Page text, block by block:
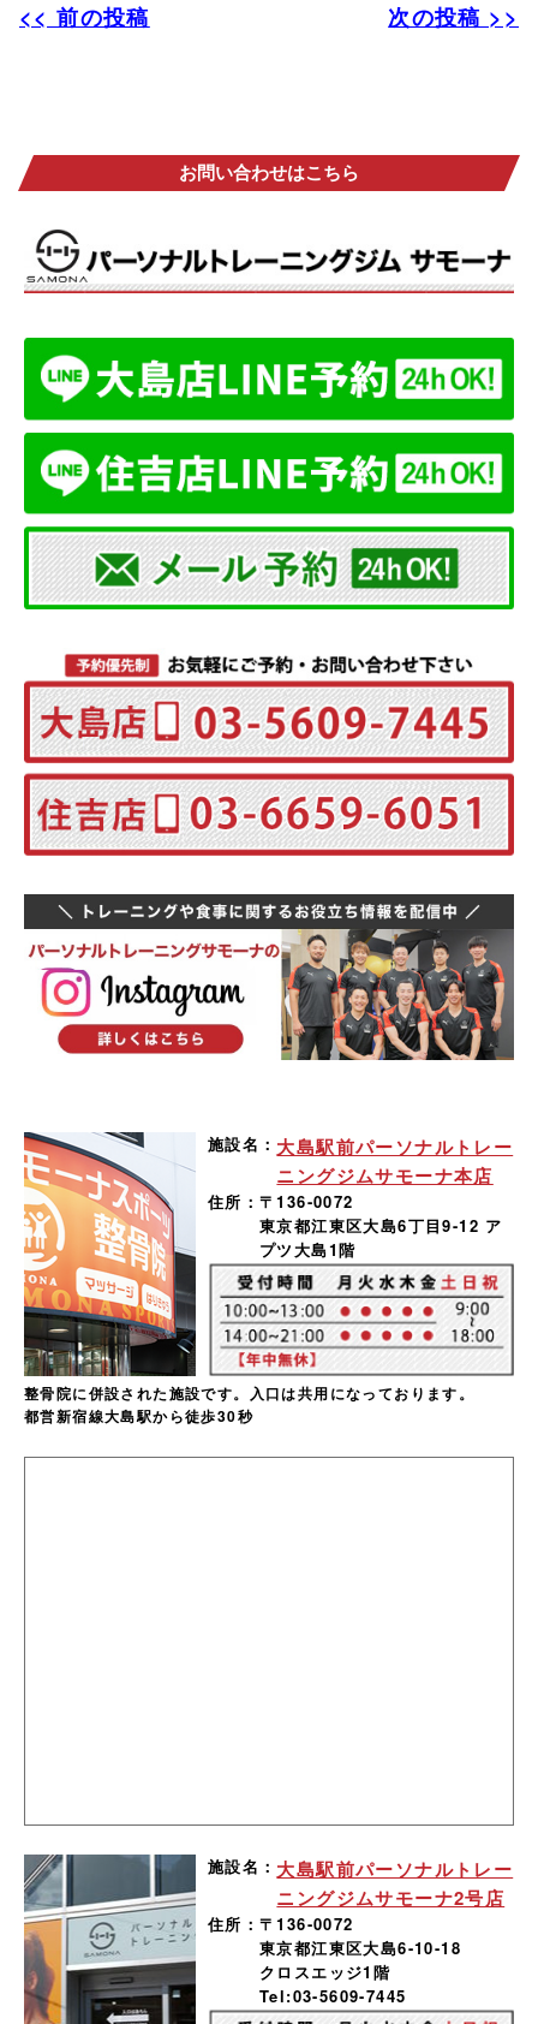
<< 前の投稿 次の投稿 >>
お問い合わせはこちら
施設名： 大島駅前パーソナルトレー
ニングジムサモーナ本店
住所： 〒136-0072
東京都江東区大島6丁目9-12 ア
プツ大島1階
整骨院に併設された施設です。入口は共用になっております。
都営新宿線大島駅から徒歩30秒
施設名： 大島駅前パーソナルトレー
ニングジムサモーナ2号店
住所： 〒136-0072
東京都江東区大島6-10-18
クロスエッジ1階
Tel:03-5609-7445